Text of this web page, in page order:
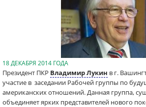
18 ДЕКАБРЯ 2014 ГОДА
Президент ПКР Владимир Лукин в г.
участие в заседании Рабочей группы по
американских отношений.Данная группа,
объединяет ярких представителей нового